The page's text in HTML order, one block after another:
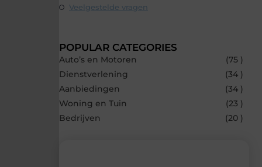
Veelgestelde vragen
POPULAR CATEGORIES
Auto’s en Motoren
(75 )
Dienstverlening
(34 )
Aanbiedingen
(34 )
Woning en Tuin
(23 )
Bedrijven
(20 )